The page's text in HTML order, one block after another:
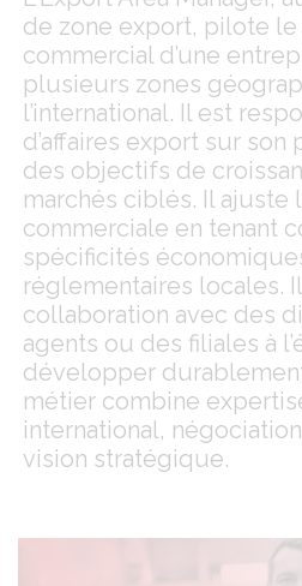
de zone export, pilote
commercial d’une
plusieurs zones
l’international. Il est
d’affaires export sur
des objectifs de
marchés ciblés. Il ajuste
commerciale en tenant
spécificités
réglementaires locales.
collaboration avec des
agents ou des filiales à
développer
métier combine
international,
vision stratégique.